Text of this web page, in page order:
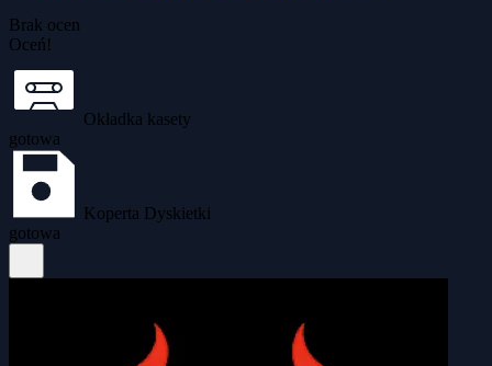
Brak ocen
Oceń!
Okładka kasety
gotowa
Koperta Dyskietki
gotowa